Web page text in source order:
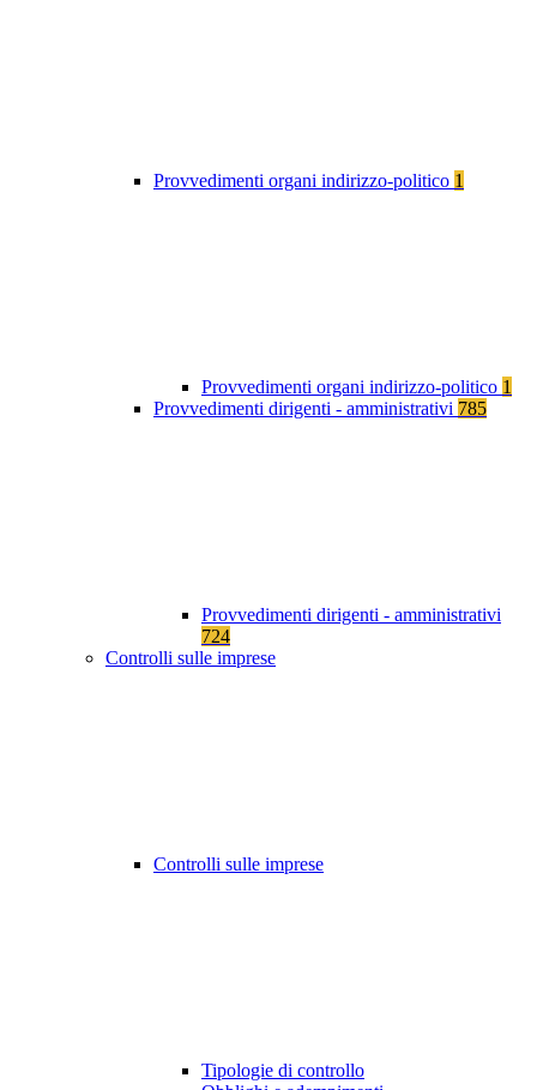
Provvedimenti organi indirizzo-politico 1
Provvedimenti organi indirizzo-politico 1
Provvedimenti dirigenti - amministrativi 785
Provvedimenti dirigenti - amministrativi
724
Controlli sulle imprese
Controlli sulle imprese
Tipologie di controllo